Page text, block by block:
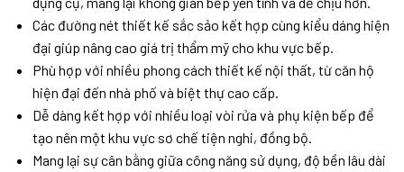
Các đường nét thiết kế sắc sảo kết hợp cùng kiểu dáng hiện
đại giúp nâng cao giá trị thẩm mỹ cho khu vực bếp.
Phù hợp với nhiều phong cách thiết kế nội thất, từ căn hộ
hiện đại đến nhà phố và biệt thự cao cấp.
Dễ dàng kết hợp với nhiều loại vòi rửa và phụ kiện bếp để
tạo nên một khu vực sơ chế tiện nghi, đồng bộ.
Mang lại sự cân bằng giữa công năng sử dụng, độ bền lâu dài